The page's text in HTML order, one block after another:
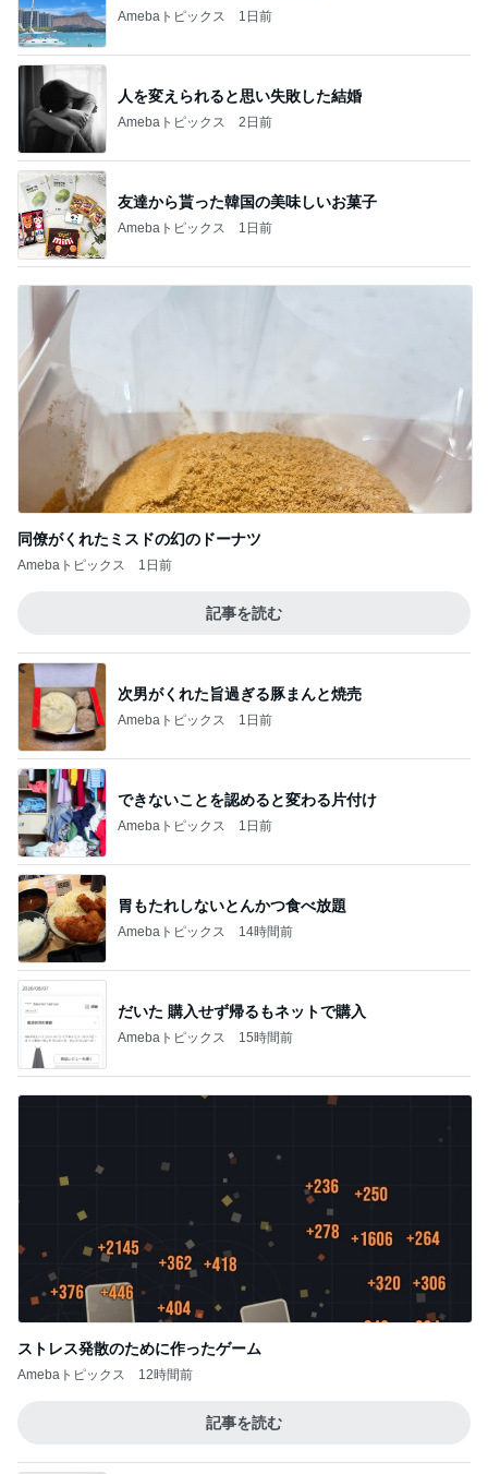
Amebaトピックス 1日前
人を変えられると思い失敗した結婚
Amebaトピックス 2日前
友達から貰った韓国の美味しいお菓子
Amebaトピックス 1日前
同僚がくれたミスドの幻のドーナツ
Amebaトピックス 1日前
記事を読む
次男がくれた旨過ぎる豚まんと焼売
Amebaトピックス 1日前
できないことを認めると変わる片付け
Amebaトピックス 1日前
胃もたれしないとんかつ食べ放題
Amebaトピックス 14時間前
だいた 購入せず帰るもネットで購入
Amebaトピックス 15時間前
ストレス発散のために作ったゲーム
Amebaトピックス 12時間前
記事を読む